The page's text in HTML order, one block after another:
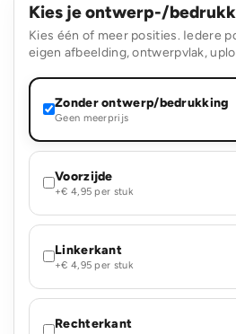
cm
37
aantal
Kies je ontwerp-/
Kies één of meer posities. Iedere
eigen afbeelding, ontwerpvlak,
Zonder ontwerp/bedrukking
Geen meerprijs
Voorzijde
+€ 4,95 per stuk
Linkerkant
+€ 4,95 per stuk
Rechterkant